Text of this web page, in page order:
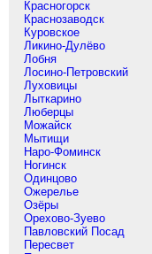
Красногорск
Краснозаводск
Куровское
Ликино-Дулёво
Лобня
Лосино-Петровский
Луховицы
Лыткарино
Люберцы
Можайск
Мытищи
Наро-Фоминск
Ногинск
Одинцово
Ожерелье
Озёры
Орехово-Зуево
Павловский Посад
Пересвет